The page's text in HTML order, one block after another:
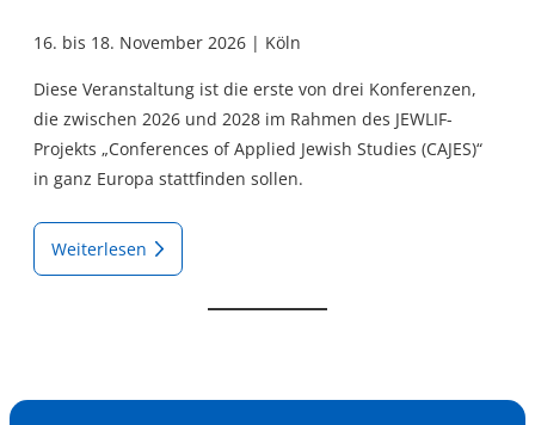
16. bis 18. November 2026 | Köln
Diese Veranstaltung ist die erste von drei Konferenzen,
die zwischen 2026 und 2028 im Rahmen des JEWLIF-
Projekts „Conferences of Applied Jewish Studies (CAJES)“
in ganz Europa stattfinden sollen.
Weiterlesen